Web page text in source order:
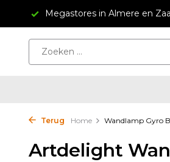
Almere en Zaandam Klanten
Terug Home Wandlamp Gyro
Artdelight